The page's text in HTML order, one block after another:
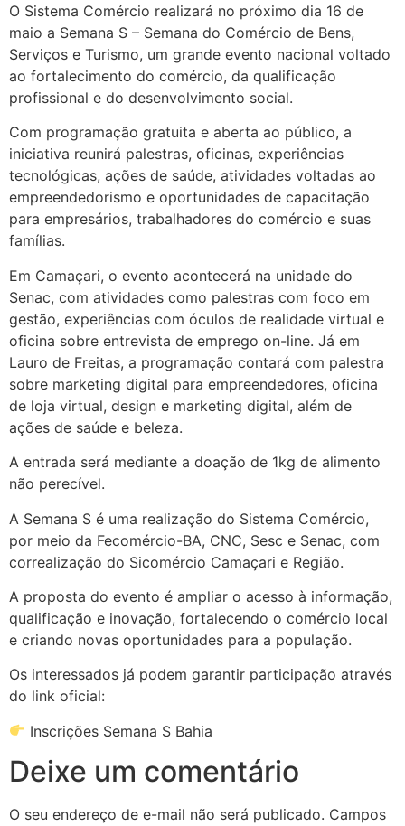
para
conteúdo
O Sistema Comércio realizará no próximo dia 16 de
maio a Semana S – Semana do Comércio de Bens,
Serviços e Turismo, um grande evento nacional voltado
ao fortalecimento do comércio, da qualificação
profissional e do desenvolvimento social.
Com programação gratuita e aberta ao público, a
iniciativa reunirá palestras, oficinas, experiências
tecnológicas, ações de saúde, atividades voltadas ao
empreendedorismo e oportunidades de capacitação
para empresários, trabalhadores do comércio e suas
famílias.
Em Camaçari, o evento acontecerá na unidade do
Senac, com atividades como palestras com foco em
gestão, experiências com óculos de realidade virtual e
oficina sobre entrevista de emprego on-line. Já em
Lauro de Freitas, a programação contará com palestra
sobre marketing digital para empreendedores, oficina
de loja virtual, design e marketing digital, além de
ações de saúde e beleza.
A entrada será mediante a doação de 1kg de alimento
não perecível.
A Semana S é uma realização do Sistema Comércio,
por meio da Fecomércio-BA, CNC, Sesc e Senac, com
correalização do Sicomércio Camaçari e Região.
A proposta do evento é ampliar o acesso à informação,
qualificação e inovação, fortalecendo o comércio local
e criando novas oportunidades para a população.
Os interessados já podem garantir participação através
do link oficial:
Inscrições Semana S Bahia
Deixe um comentário
O seu endereço de e-mail não será publicado. Campos